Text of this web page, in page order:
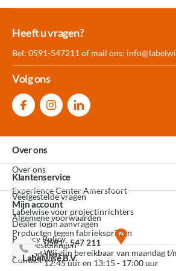
Meer dan 30.000
Heeft u vragen?
Bel: 0591-547211 of mail ons:
Volg ons
Over ons
Over ons
Experience Center Amersfoort
Labelwise voor projectinrichters
Producten tegen fabrieksprijzen
3D modellen
Klantenservice
Veelgestelde vragen
Algemene voorwaarden
Privacy Policy
Contact
Mijn account
Dealer login aanvragen
Mijn bestellingen
0591 - 547 211
Wij zijn bereikbaar van maandag t/
12:45 uur en 13:15 - 17:00 uur
Labelwise B.V.